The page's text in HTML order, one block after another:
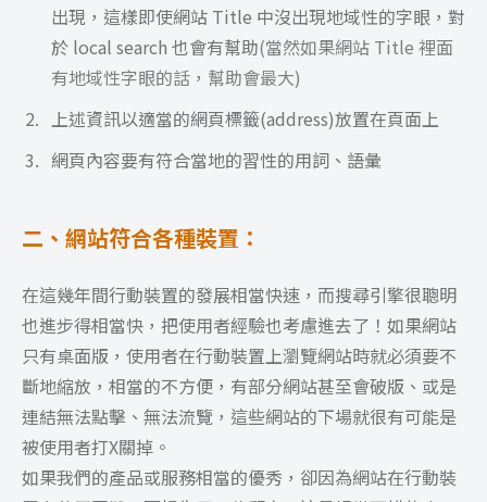
出現，這樣即使網站 Title 中沒出現地域性的字眼，對
於 local search 也會有幫助(當然如果網站 Title 裡面
有地域性字眼的話，幫助會最大)
上述資訊以適當的網頁標籤(address)放置在頁面上
網頁內容要有符合當地的習性的用詞、語彙
二、網站符合各種裝置：
在這幾年間行動裝置的發展相當快速，而搜尋引擎很聰明
也進步得相當快，把使用者經驗也考慮進去了！如果網站
只有桌面版，使用者在行動裝置上瀏覽網站時就必須要不
斷地縮放，相當的不方便，有部分網站甚至會破版、或是
連結無法點擊、無法流覽，這些網站的下場就很有可能是
被使用者打X關掉。
如果我們的產品或服務相當的優秀，卻因為網站在行動裝